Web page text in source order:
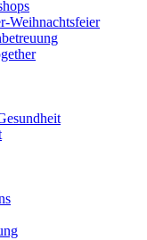
Weihnachtsfeier